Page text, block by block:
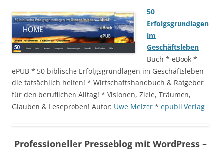
50
Erfolgsgrundlagen
im
Geschäftsleben
Buch * eBook *
ePUB * 50 biblische Erfolgsgrundlagen im Geschäftsleben
die tatsächlich helfen! * Wirtschaftshandbuch & Ratgeber
für den beruflichen Alltag! * Visionen, Ziele, Träumen,
Glauben & Leseproben! Autor: Uwe Melzer * epubli Verlag
Professioneller Presseblog mit WordPress –